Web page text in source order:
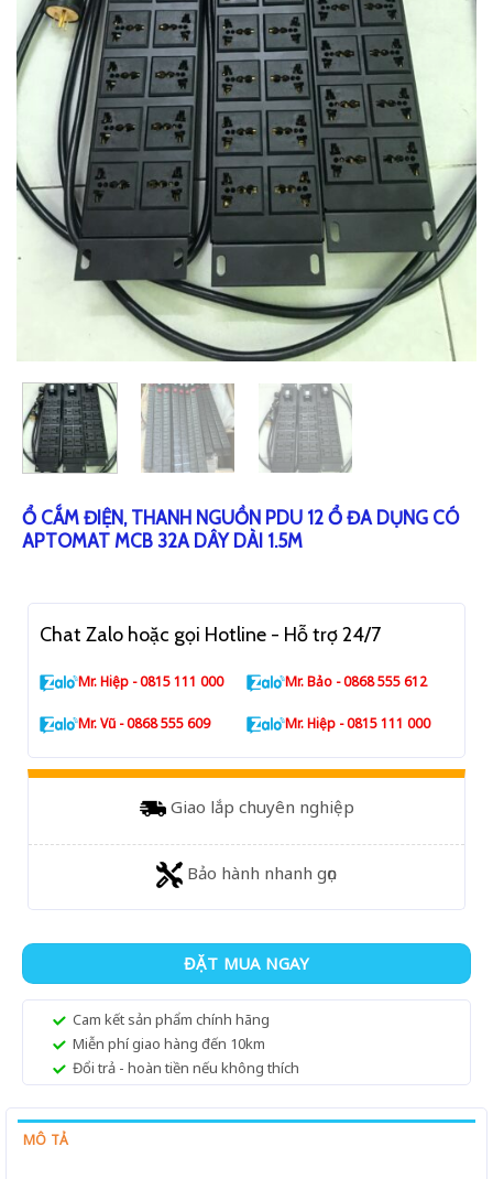
Ổ CẮM ĐIỆN, THANH NGUỒN PDU 12 Ổ ĐA DỤNG CÓ
APTOMAT MCB 32A DÂY DÀI 1.5M
Chat Zalo hoặc gọi Hotline - Hỗ trợ 24/7
Mr. Hiệp - 0815 111 000 Mr. Bảo - 0868 555 612
Mr. Vũ - 0868 555 609 Mr. Hiệp - 0815 111 000
Giao lắp chuyên nghiệp
Bảo hành nhanh gọn
ĐẶT MUA NGAY
Cam kết sản phẩm chính hãng
Miễn phí giao hàng đến 10km
Đổi trả - hoàn tiền nếu không thích
MÔ TẢ